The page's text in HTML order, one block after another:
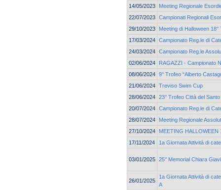
14/05/2023
Meeting Regionale
22/07/2023 Campionati Regionali
29/10/2023
Meeting di Halloween
17/03/2024 Campionato Reg.le di
24/03/2024 Campionato Reg.le
02/06/2024
RAGAZZI - Campionato
08/06/2024 9° Trofeo “Alberto
21/06/2024 Treviso Swim Cup
28/06/2024 23° Trofeo Città del Santo
20/07/2024 Campionato Reg.le di
28/07/2024
Meeting Regionale
27/10/2024
MEETING HALLOWEEN
17/11/2024
1a Giornata Attività di
03/01/2025 25° Memorial Chiara
26/01/2025
1a Giornata Attività di
A